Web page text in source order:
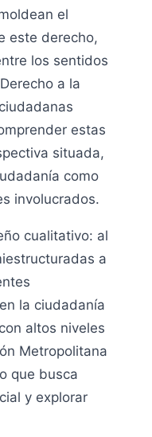
el
este derecho,
los sentidos
a la
estas
situada,
como
involucrados.
cualitativo: al
a
la ciudadanía
altos niveles
Metropolitana
que busca
y explorar